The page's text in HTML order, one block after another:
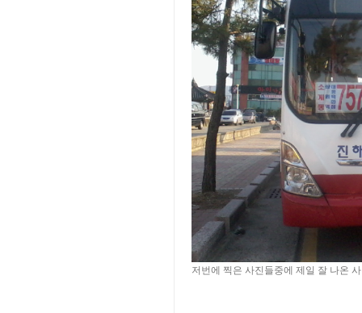
저번에 찍은 사진들중에 제일 잘 나온